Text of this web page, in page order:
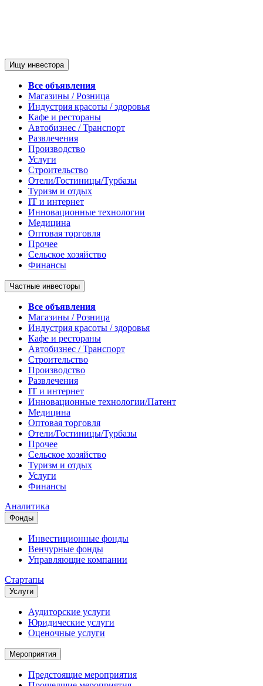
Ищу инвестора
Все объявления
Магазины / Розница
Индустрия красоты / здоровья
Кафе и рестораны
Автобизнес / Транспорт
Развлечения
Производство
Услуги
Строительство
Отели/Гостиницы/Турбазы
Туризм и отдых
IT и интернет
Инновационные технологии
Медицина
Оптовая торговля
Прочее
Сельское хозяйство
Финансы
Частные инвесторы
Все объявления
Магазины / Розница
Индустрия красоты / здоровья
Кафе и рестораны
Автобизнес / Транспорт
Строительство
Производство
Развлечения
IT и интернет
Инновационные технологии/Патент
Медицина
Оптовая торговля
Отели/Гостиницы/Турбазы
Прочее
Сельское хозяйство
Туризм и отдых
Услуги
Финансы
Аналитика
Фонды
Инвестиционные фонды
Венчурные фонды
Управляющие компании
Стартапы
Услуги
Аудиторские услуги
Юридические услуги
Оценочные услуги
Мероприятия
Предстоящие мероприятия